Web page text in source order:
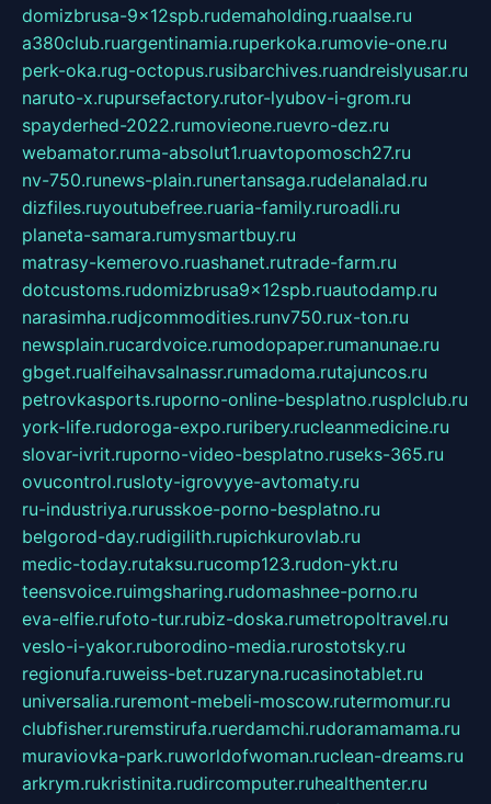
domizbrusa-9x12spb.rudemaholding.ruaalse.ru
a380club.ruargentinamia.ruperkoka.rumovie-one.ru
perk-oka.rug-octopus.rusibarchives.ruandreislyusar.ru
naruto-x.rupursefactory.rutor-lyubov-i-grom.ru
spayderhed-2022.rumovieone.ruevro-dez.ru
webamator.ruma-absolut1.ruavtopomosch27.ru
nv-750.runews-plain.runertansaga.rudelanalad.ru
dizfiles.ruyoutubefree.ruaria-family.ruroadli.ru
planeta-samara.rumysmartbuy.ru
matrasy-kemerovo.ruashanet.rutrade-farm.ru
dotcustoms.rudomizbrusa9x12spb.ruautodamp.ru
narasimha.rudjcommodities.runv750.rux-ton.ru
newsplain.rucardvoice.rumodopaper.rumanunae.ru
gbget.rualfeihavsalnassr.rumadoma.rutajuncos.ru
petrovkasports.ruporno-online-besplatno.rusplclub.ru
york-life.rudoroga-expo.ruribery.rucleanmedicine.ru
slovar-ivrit.ruporno-video-besplatno.ruseks-365.ru
ovucontrol.rusloty-igrovyye-avtomaty.ru
ru-industriya.rurusskoe-porno-besplatno.ru
belgorod-day.rudigilith.rupichkurovlab.ru
medic-today.rutaksu.rucomp123.rudon-ykt.ru
teensvoice.ruimgsharing.rudomashnee-porno.ru
eva-elfie.rufoto-tur.rubiz-doska.rumetropoltravel.ru
veslo-i-yakor.ruborodino-media.rurostotsky.ru
regionufa.ruweiss-bet.ruzaryna.rucasinotablet.ru
universalia.ruremont-mebeli-moscow.rutermomur.ru
clubfisher.ruremstirufa.ruerdamchi.rudoramamama.ru
muraviovka-park.ruworldofwoman.ruclean-dreams.ru
arkrym.rukristinita.rudircomputer.ruhealthenter.ru